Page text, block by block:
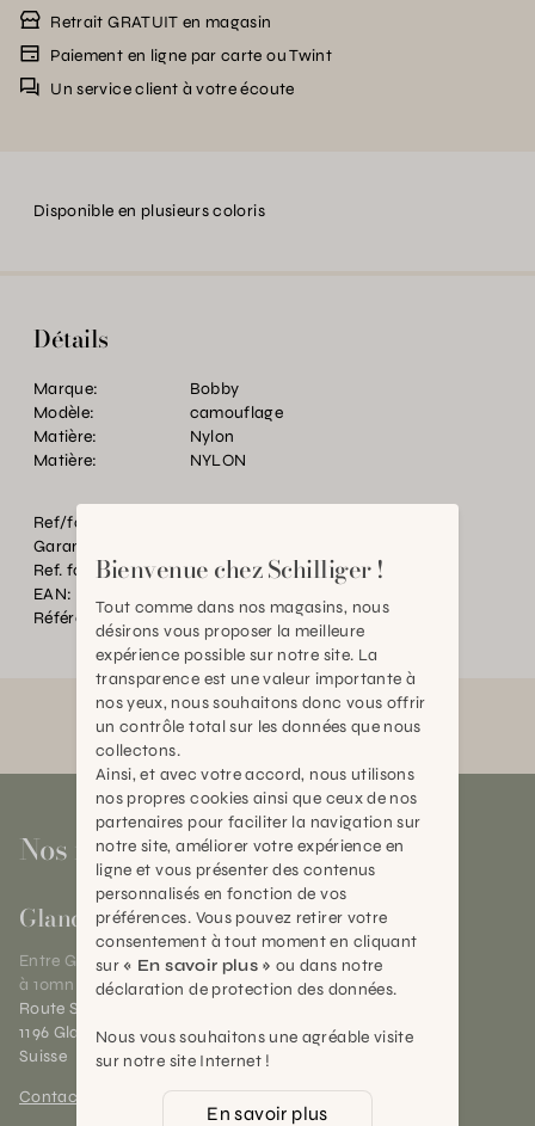
Retrait GRATUIT en magasin
Paiement en ligne par carte ou Twint
Un service client à votre écoute
Disponible en plusieurs coloris
Détails
Marque:
Bobby
Modèle:
camouflage
Matière:
Nylon
Matière:
NYLON
Ref/fourn. Couleur:
Garantie:
Ref. fournisseur:
HNCAMO_78_040
EAN:
Référence:
AN.P04932.0000.VE07.0000
Nos magasins
Gland
Entre Genève et Lausanne,
à 10mn de Nyon
Route Suisse 40
1196 Gland (VD)
Suisse
Contact et horaires
Bienvenue chez Schilliger !
Tout comme dans nos magasins, nous
désirons vous proposer la meilleure
expérience possible sur notre site. La
transparence est une valeur importante à
nos yeux, nous souhaitons donc vous offrir
un contrôle total sur les données que nous
collectons.
Ainsi, et avec votre accord, nous utilisons
nos propres cookies ainsi que ceux de nos
partenaires pour faciliter la navigation sur
notre site, améliorer votre expérience en
ligne et vous présenter des contenus
personnalisés en fonction de vos
préférences. Vous pouvez retirer votre
consentement à tout moment en cliquant
sur « En savoir plus » ou dans notre
déclaration de protection des données.
Nous vous souhaitons une agréable visite
sur notre site Internet !
En savoir plus